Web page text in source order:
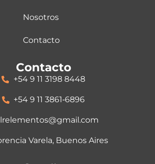
Nosotros
Contacto
Contacto
+54 9 11 3198 8448
‪+54 9 11 3861‑6896‬
lrelementos@gmail.com
Varela, Buenos Aires